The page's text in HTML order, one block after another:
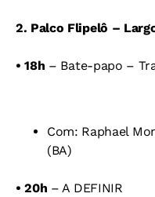
2. Palco Flipelô –
•18h – Bate-papo –
Com: Raphael
(BA)
•20h – A DEFINIR